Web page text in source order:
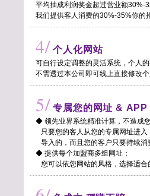
平均抽成利润奖金超过营业额30%-
我们提供客人消费的30%-35%你的
4/ 个人化网站
可自行设定调整的灵活系统，个人的
不需透过本公司即可线上直接修改个
5/ 专属您的网址 & APP
◆ 领先业界系统精准计算，不造成
只要您的客人从您的专属网址进
导入的，而且您的客户只要持续
◆ 提供每个加盟商多组网址：
您可以依您网站的风格，选择适